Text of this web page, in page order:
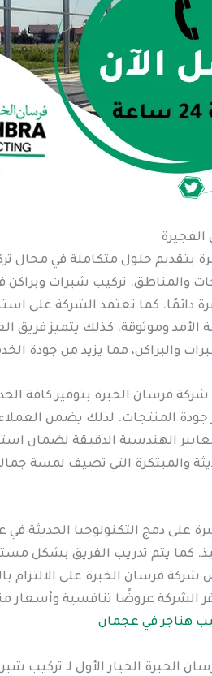
الفجيرة
بتقديم حلول متكاملة في مجال
والمناطق. تركيب شبرات وبراكن
دائمًا. كما تعتمد الشركة على
الأمد وموثوقة. كذلك يتميز
والبراكن، مما يزيد من جودة
شركة فرسان الخبرة بتوفير كافة
جودة المنتجات. لذلك يضمن
الهندسية الدقيقة لضمان
والمبتكرة التي تضيف لمسة
على دمج التكنولوجيا الحديثة
كما يتم تدريب الفريق بشكل
فرسان الخبرة على
الشركة عروضًا تنافسية وأسعار
هناجر في عجمان
الخبرة الخيار الأول لـ تركيب